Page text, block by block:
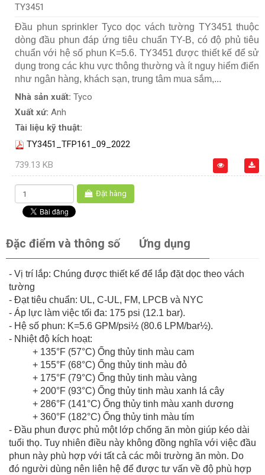
TY3451
Đầu phun sprinkler Tyco dọc vách tường TY3451 thuộc
dòng đầu phun đáp ứng tiêu chuẩn TY-B, có độ phủ tiêu
chuẩn với hệ số phun K=5.6. TY3451 được thiết kế để sử
dụng trong các khu vực thông thường và ít nguy hiểm điển
như ngân hàng, khách sạn, trung tâm mua sắm,...
Nhà sản xuất: Tyco
Xuất xứ: Anh
Tài liệu kỹ thuật:
TY3451_TFP161_09_2022
739.13 KB
Đặt hàng
Đặc điểm và thông số Ứng dụng
- Vị trí lắp: Chúng được thiết kế để lắp đặt dọc theo vách
tường
- Đạt tiêu chuẩn: UL, C-UL, FM, LPCB và NYC
- Áp lực làm việc tối đa: 175 psi (12.1 bar).
- Hệ số phun: K=5.6 GPM/psi½ (80.6 LPM/bar½).
- Nhiệt độ kích hoạt:
+ 135°F (57°C) Ống thủy tinh màu cam
+ 155°F (68°C) Ống thủy tinh màu đỏ
+ 175°F (79°C) Ống thủy tinh màu vàng
+ 200°F (93°C) Ống thủy tinh màu xanh lá cây
+ 286°F (141°C) Ống thủy tinh màu xanh dương
+ 360°F (182°C) Ống thủy tinh màu tím
- Đầu phun được phủ một lớp chống ăn mòn giúp kéo dài
tuổi thọ. Tuy nhiên điều này không đồng nghĩa với việc đầu
phun này phù hợp với tất cả các môi trường ăn mòn. Do
đó người dùng nên liên hệ để được tư vấn về độ phù hợp